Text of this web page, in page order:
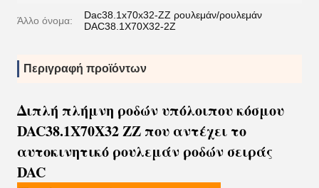
Άλλο όνομα:
Dac38.1x70x32-ZZ ρουλεμάν/ρουλεμάν
DAC38.1X70X32-2Z
Περιγραφή προϊόντων
Διπλή πλήμνη ροδών υπόλοιπου κόσμου
DAC38.1X70X32 ZZ που αντέχει το
αυτοκινητικό ρουλεμάν ροδών σειράς
DAC